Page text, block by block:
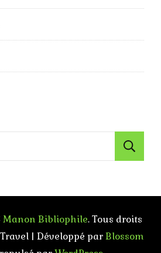
Manon Bibliophile. Tous droits
| Développé parBlossom